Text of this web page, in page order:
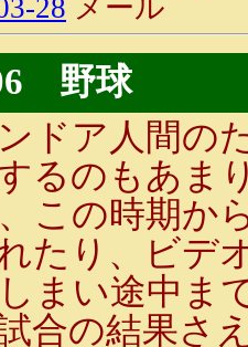
28 メール
野球
ドア人間の
るのもあま
この時期か
たり、ビデ
まい途中ま
合の結果さ